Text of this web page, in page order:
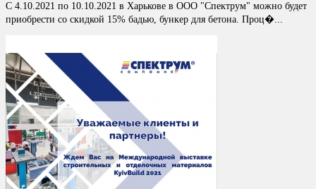
С 4.10.2021 по 10.10.2021 в Харькове в ООО "Спектрум" можно будет
приобрести со скидкой 15% бадью, бункер для бетона. Проц�...